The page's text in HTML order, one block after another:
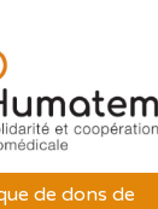
de dons de